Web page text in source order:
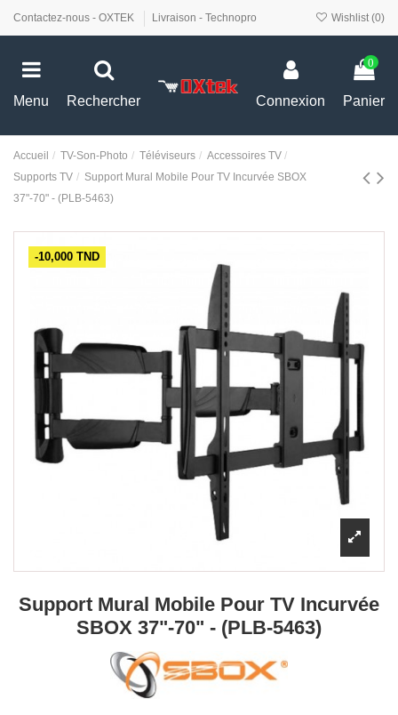
Contactez-nous - OXTEK Livraison - Technopro Wishlist (0)
Menu Rechercher Connexion
0
Panier
Accueil TV-Son-Photo Téléviseurs
Accessoires TV
Supports TV
Support Mural Mobile Pour TV Incurvée SBOX
37"-70" - (PLB-5463)
-10,000 TND
Support Mural Mobile Pour TV Incurvée
SBOX 37"-70" - (PLB-5463)